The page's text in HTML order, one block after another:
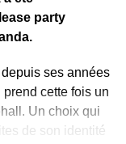
party
ses années
prend cette fois un
Un choix qui
de son identité